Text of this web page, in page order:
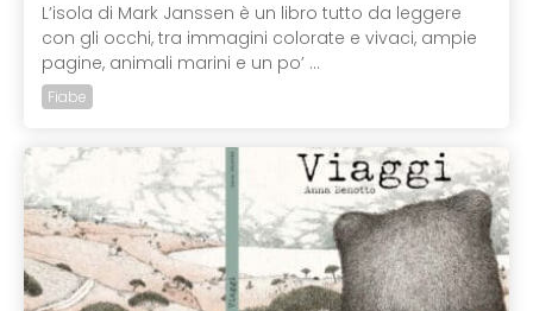
L’isola di Mark Janssen è un libro tutto da leggere
con gli occhi, tra immagini colorate e vivaci, ampie
pagine, animali marini e un po’ ...
Fiabe